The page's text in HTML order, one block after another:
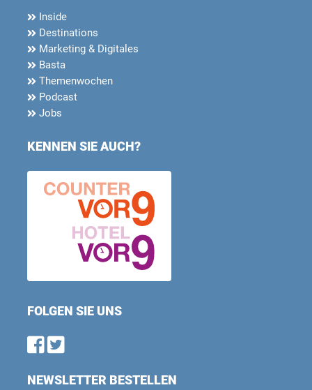
Inside
Destinations
Marketing & Digitales
Basta
Themenwochen
Podcast
Jobs
KENNEN SIE AUCH?
FOLGEN SIE UNS
Find us on Facebook
Follow us on Twitter
NEWSLETTER BESTELLEN